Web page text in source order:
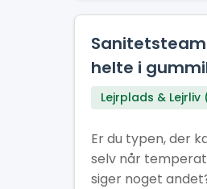
helte i
Lejrplads & Lejrliv
Er du typen, der
selv når
siger noget